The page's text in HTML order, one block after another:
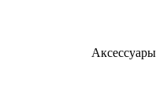
Аксессуары